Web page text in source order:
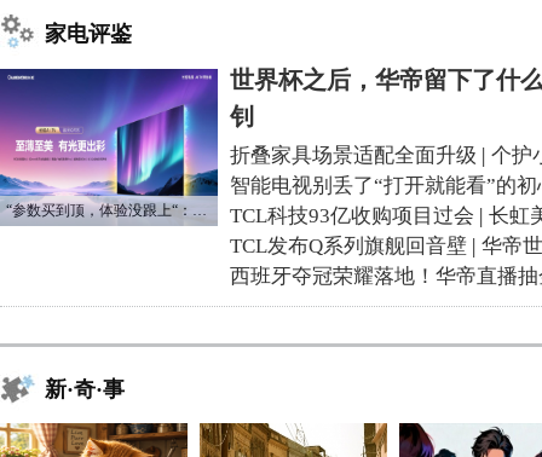
家电评鉴
“参数买到顶，体验没跟上“：长虹追光Q70S给高端电视打了个样
世界杯之后，华帝留下了什
钊
折叠家具场景适配全面升级 | 个护
智能电视别丢了“打开就能看”的初
TCL科技93亿收购项目过会 | 长虹
TCL发布Q系列旗舰回音壁 | 华帝
西班牙夺冠荣耀落地！华帝直播
新·奇·事